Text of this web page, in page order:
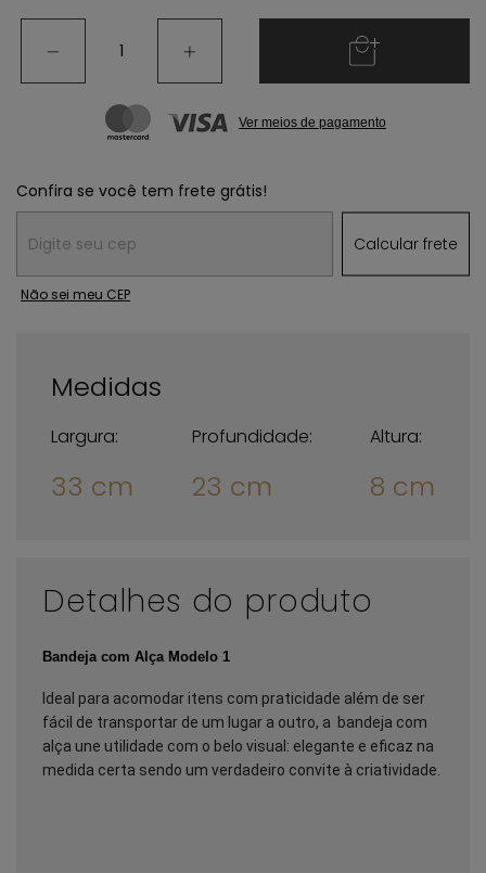
Ver meios de pagamento
Confira se você tem frete grátis!
Entregas para o CEP:
Calcular frete
Não sei meu CEP
Medidas
Largura:
33 cm
Profundidade:
23 cm
Altura:
8 cm
Detalhes do produto
Bandeja com Alça Modelo 1
Ideal para acomodar itens com praticidade além de ser
fácil de transportar de um lugar a outro, a  bandeja com
alça une utilidade com o belo visual: elegante e eficaz na
medida certa sendo um verdadeiro convite à criatividade.